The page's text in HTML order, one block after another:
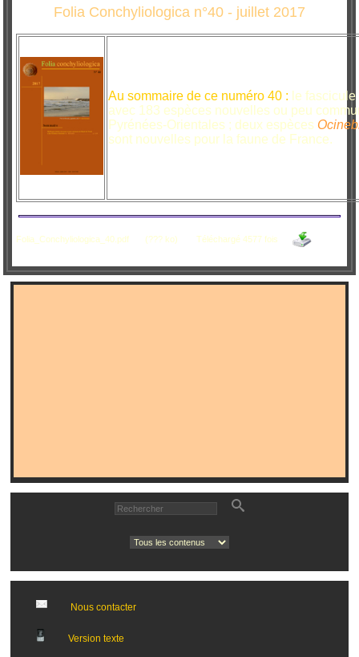
Folia Conchyliologica n°40 - juillet 2017
Au sommaire de ce numéro 40 : le
avec 183 espèces nouvelles ou peu
Pyrénées-Orientales ; deux espèces
sont nouvelles pour la faune de France.
Folia_Conchyliologica_40.pdf (??? ko) Téléchargé 4577 fois
Nous contacter
Version texte